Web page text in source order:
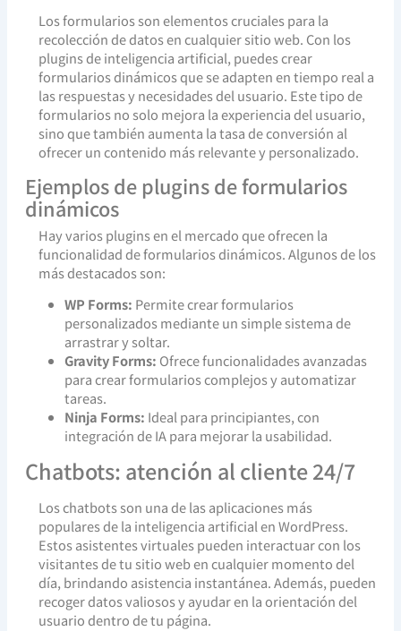
Los formularios son elementos cruciales para la
recolección de datos en cualquier sitio web. Con los
plugins de inteligencia artificial, puedes crear
formularios dinámicos que se adapten en tiempo real a
las respuestas y necesidades del usuario. Este tipo de
formularios no solo mejora la experiencia del usuario,
sino que también aumenta la tasa de conversión al
ofrecer un contenido más relevante y personalizado.
Ejemplos de plugins de formularios
dinámicos
Hay varios plugins en el mercado que ofrecen la
funcionalidad de formularios dinámicos. Algunos de los
más destacados son:
WP Forms: Permite crear formularios
personalizados mediante un simple sistema de
arrastrar y soltar.
Gravity Forms: Ofrece funcionalidades avanzadas
para crear formularios complejos y automatizar
tareas.
Ninja Forms: Ideal para principiantes, con
integración de IA para mejorar la usabilidad.
Chatbots: atención al cliente 24/7
Los chatbots son una de las aplicaciones más
populares de la inteligencia artificial en WordPress.
Estos asistentes virtuales pueden interactuar con los
visitantes de tu sitio web en cualquier momento del
día, brindando asistencia instantánea. Además, pueden
recoger datos valiosos y ayudar en la orientación del
usuario dentro de tu página.